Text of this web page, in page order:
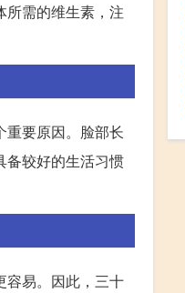
所需的维生素，注
重要原因。脸部长
备较好的生活习惯
容易。因此，三十